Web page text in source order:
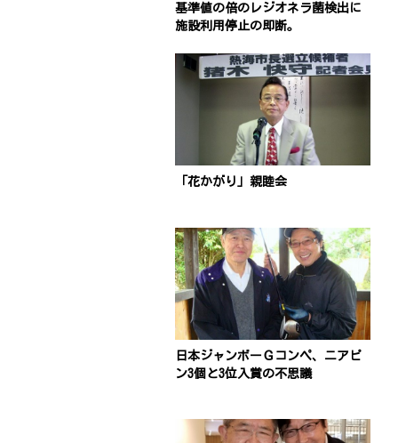
基準値の倍のレジオネラ菌検出に
施設利用停止の即断。
「花かがり」親睦会
日本ジャンボーＧコンペ、ニアピ
ン3個と3位入賞の不思議